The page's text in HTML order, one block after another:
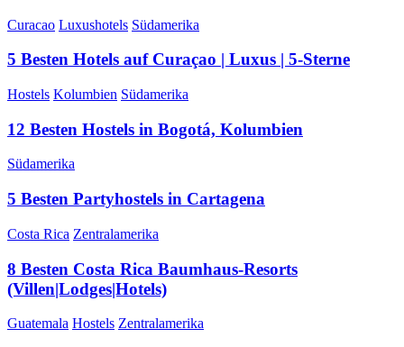
Curacao Luxushotels Südamerika
5 Besten Hotels auf Curaçao | Luxus | 5-Sterne
Hostels Kolumbien Südamerika
12 Besten Hostels in Bogotá, Kolumbien
Südamerika
5 Besten Partyhostels in Cartagena
Costa Rica Zentralamerika
8 Besten Costa Rica Baumhaus-Resorts
(Villen|Lodges|Hotels)
Guatemala Hostels Zentralamerika